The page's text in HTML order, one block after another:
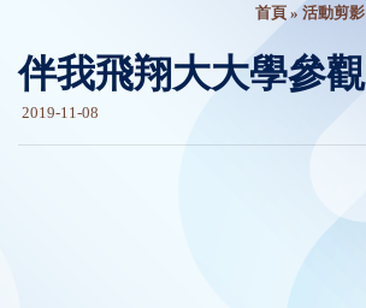
首頁 » 活動剪影
伴我飛翔大大學參觀
2019-11-08